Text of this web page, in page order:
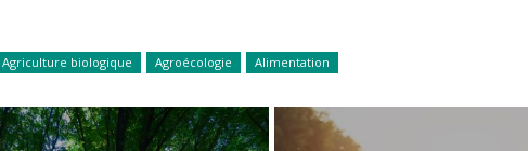
Agriculture biologique Agroécologie Alimentation